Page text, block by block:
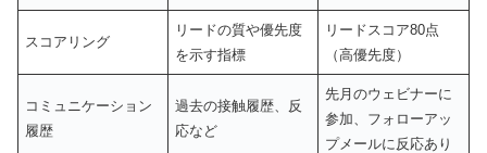
スコアリング
リードの質や優先度
を示す指標
リードスコア80点
（高優先度）
コミュニケーション
履歴
過去の接触履歴、反
応など
先月のウェビナーに
参加、フォローアッ
プメールに反応あり